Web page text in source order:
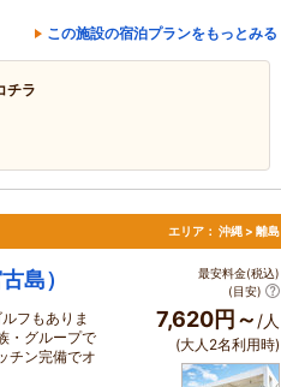
この施設の宿泊プランをもっとみる
チラ
エリア： 沖縄 > 離島
島）
フもありま
・グループで
チン完備でオ
最安料金(税込)
(目安)
7,620円～ /人
(大人2名利用時)